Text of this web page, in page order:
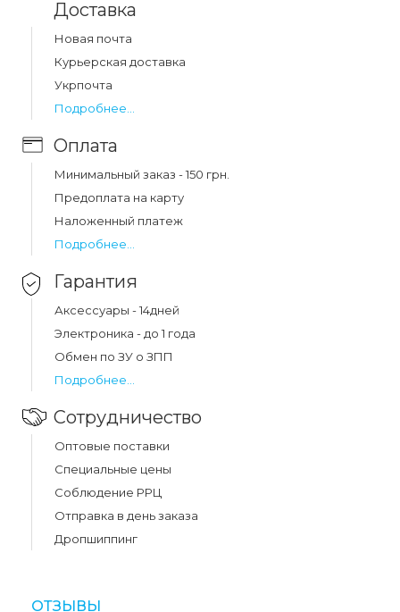
2. Стабильная и безопасная зарядка 2,4 А.
3. Поддержка зарядки и передачи данных.
нейлоновой оплеткой.
digital display charging & data cable 1.2m black
(sj543)?
Цена на кабель usams sj543 u78 lightning digital display
charging & data cable 1.2m black (sj543) составляет 226
Доставка
Новая почта
Курьерская доставка
Укрпочта
Подробнее...
Оплата
Минимальный заказ - 150 грн.
Предоплата на карту
Наложенный платеж
Подробнее...
Гарантия
Аксессуары - 14дней
Электроника - до 1 года
Обмен по ЗУ о ЗПП
Подробнее...
Сотрудничество
Оптовые поставки
Специальные цены
Соблюдение РРЦ
Отправка в день заказа
Дропшиппинг
ОТЗЫВЫ